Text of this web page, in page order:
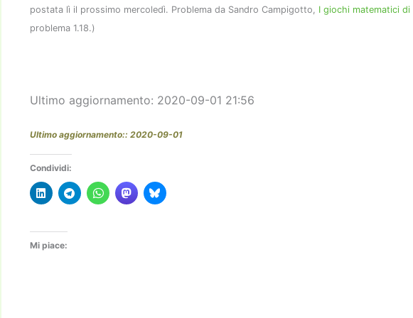
postata lì il prossimo mercoledì. Problema da Sandro Campigotto, I giochi matematici di
problema 1.18.)
Ultimo aggiornamento: 2020-09-01 21:56
Ultimo aggiornamento:: 2020-09-01
Condividi:
Mi piace: